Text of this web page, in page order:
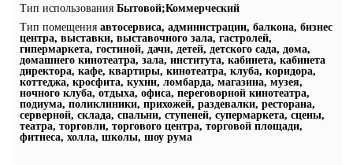
Тип использования Бытовой;Коммерческий
Тип помещения автосервиса, администрации, балкона, бизнес
центра, выставки, выставочного зала, гастролей,
гипермаркета, гостиной, дачи, детей, детского сада, дома,
домашнего кинотеатра, зала, института, кабинета, кабинета
директора, кафе, квартиры, кинотеатра, клуба, коридора,
коттеджа, кросфита, кухни, ломбарда, магазина, музея,
ночного клуба, отдыха, офиса, переговорной кинотеатра,
подиума, поликлиники, прихожей, раздевалки, ресторана,
серверной, склада, спальни, ступеней, супермаркета, сцены,
театра, торговли, торгового центра, торговой площади,
фитнеса, холла, школы, шоу рума